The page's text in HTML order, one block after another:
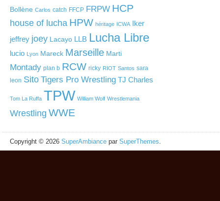
Bollène Carlos catch FFCP FRPW HCP
house of lucha HPW héritage ICWA Iker
jeffrey joey Lacayo LLB Lucha Libre
lucio Lyon Mareck Marseille Marti
Montady plan b RCW ricky RIOT Santos sara
leon Sito Tigers Pro Wrestling TJ Charles
Tom La Ruffa TPW William Wolf Wrestlemania
Wrestling WWE
Copyright © 2026 SuperAmbiance par SuperThemes.